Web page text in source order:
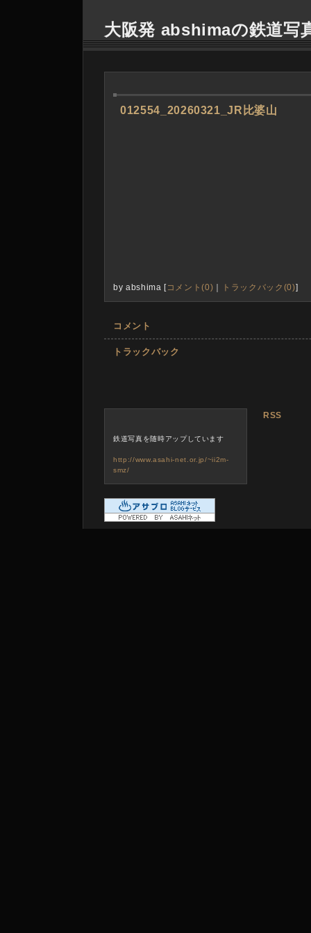
大阪発 abshimaの鉄道写
012554_20260321_JR比婆山
―
by abshima [コメント(0) ｜ トラックバック(0)]
コメント
トラックバック
鉄道写真を随時アップしています
http://www.asahi-net.or.jp/~ii2m-
smz/
RSS